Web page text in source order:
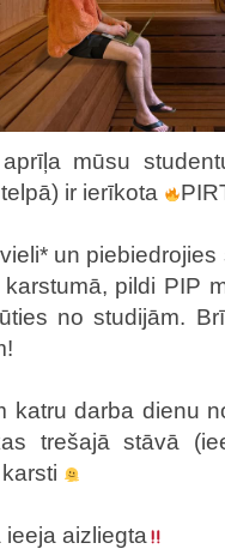
mūsu
ir ierīkota
un
pildi PIP
no studijām.
katru darba dienu
trešajā stāvā
aizliegta